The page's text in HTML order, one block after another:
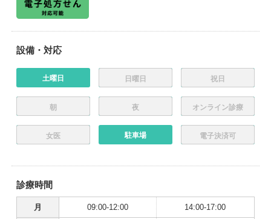
設備・対応
土曜日 日曜日 祝日
朝 夜 オンライン診療
女医 駐車場 電子決済可
診療時間
月 09:00-12:00 14:00-17:00